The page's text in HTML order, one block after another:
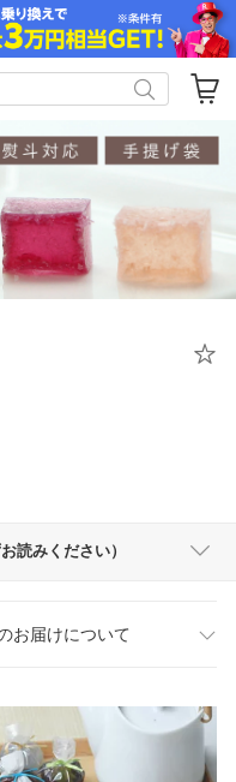
読みください）
お届けについて